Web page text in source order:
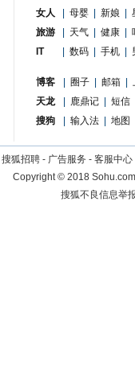
女人 母婴 新娘
旅游
天气 健康
IT
数码 手机
博客 圈子 邮箱
天龙
鹿鼎记
短信
搜狗
输入法 地图
搜狐招聘 - 广告服务 - 客服中心
Copyright©2018
搜狐不良信息举